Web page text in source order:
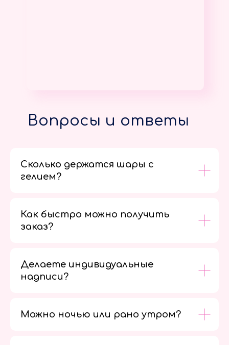
Вопросы и ответы
Сколько держатся шары с
гелием?
Как быстро можно получить
заказ?
Делаете индивидуальные
надписи?
Можно ночью или рано утром?